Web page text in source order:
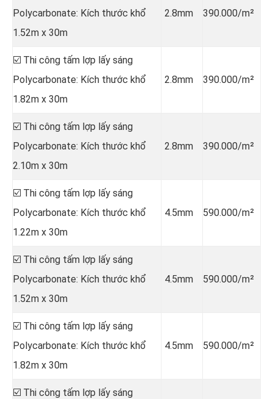
Polycarbonate: Kích thước khổ
1.52m x 30m
2.8mm 390.000/m²
☑️ Thi công tấm lợp lấy sáng
Polycarbonate: Kích thước khổ
1.82m x 30m
2.8mm 390.000/m²
☑️ Thi công tấm lợp lấy sáng
Polycarbonate: Kích thước khổ
2.10m x 30m
2.8mm 390.000/m²
☑️ Thi công tấm lợp lấy sáng
Polycarbonate: Kích thước khổ
1.22m x 30m
4.5mm 590.000/m²
☑️ Thi công tấm lợp lấy sáng
Polycarbonate: Kích thước khổ
1.52m x 30m
4.5mm 590.000/m²
☑️ Thi công tấm lợp lấy sáng
Polycarbonate: Kích thước khổ
1.82m x 30m
4.5mm 590.000/m²
☑️ Thi công tấm lợp lấy sáng